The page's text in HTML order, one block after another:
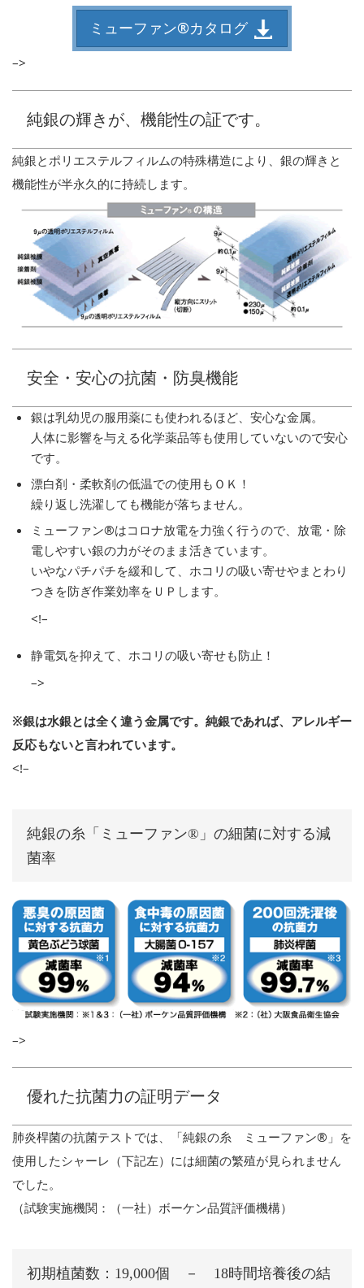
ミューファン®カタログ
–>
純銀の輝きが、機能性の証です。
純銀とポリエステルフィルムの特殊構造により、銀の輝きと
機能性が半永久的に持続します。
安全・安心の抗菌・防臭機能
銀は乳幼児の服用薬にも使われるほど、安心な金属。
人体に影響を与える化学薬品等も使用していないので安心
です。
漂白剤・柔軟剤の低温での使用もＯＫ！
繰り返し洗濯しても機能が落ちません。
ミューファン®はコロナ放電を力強く行うので、放電・除
電しやすい銀の力がそのまま活きています。
いやなパチパチを緩和して、ホコリの吸い寄せやまとわり
つきを防ぎ作業効率をＵＰします。
<!–
静電気を抑えて、ホコリの吸い寄せも防止！
–>
※銀は水銀とは全く違う金属です。純銀であれば、アレルギー
反応もないと言われています。
<!–
純銀の糸「ミューファン®」の細菌に対する減
菌率
–>
優れた抗菌力の証明データ
肺炎桿菌の抗菌テストでは、「純銀の糸 ミューファン®」を
使用したシャーレ（下記左）には細菌の繁殖が見られません
でした。
（試験実施機関：
（一社）ボーケン品質評価機構）
初期植菌数：19,000個 － 18時間培養後の結